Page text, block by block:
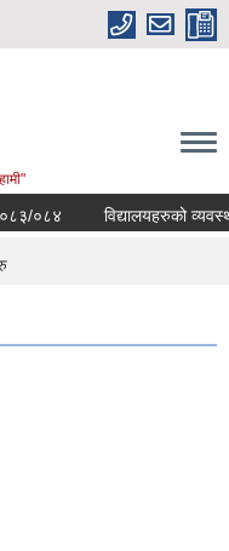
०८४ विद्यालयहरुको